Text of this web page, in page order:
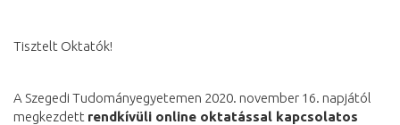
Tisztelt Oktatók!
A Szegedi Tudományegyetemen 2020. november 16. napjától
megkezdett rendkívüli online oktatással kapcsolatos